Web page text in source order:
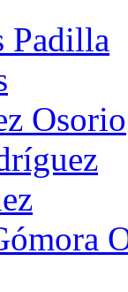
Padilla
Osorio